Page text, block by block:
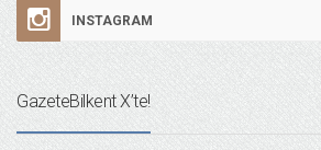
INSTAGRAM
GazeteBilkent X’te!